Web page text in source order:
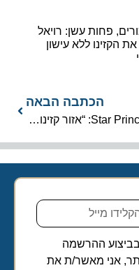
פחות עשן: רויאל
ללא עישון
הכתבה הבאה
Star Princess: “אזור קזינו מורחב ללא עישון וחוויות משודרגות”
ההרשמה
אני מאשר/ת את